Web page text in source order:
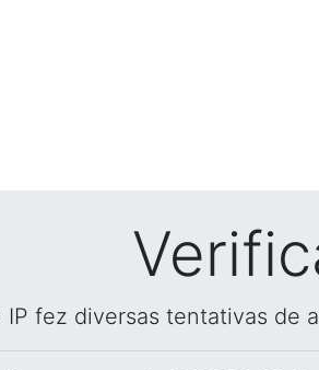
IP fez diversas tentativas de